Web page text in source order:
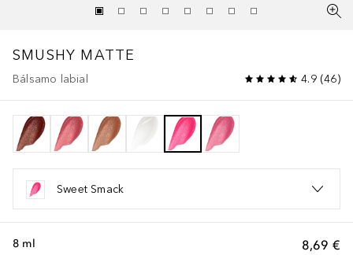
SMUSHY MATTE
Bálsamo labial 4.9(46)
Sweet Smack
8,69 €
8 ml